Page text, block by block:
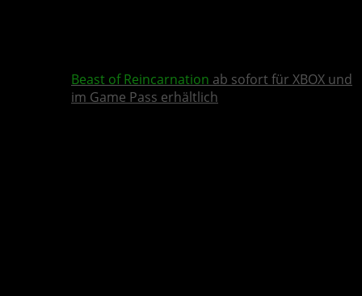
Beast of Reincarnation ab sofort für XBOX und
im Game Pass erhältlich